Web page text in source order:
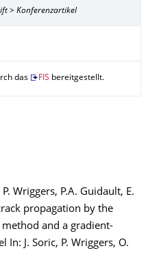
> Konferenzartikel
3, aktuell ausgewählt
das FIS bereitgestellt.
Wriggers, P.A. Guidault, E.
propagation by the
and a gradient-
In: J. Soric, P. Wriggers, O.